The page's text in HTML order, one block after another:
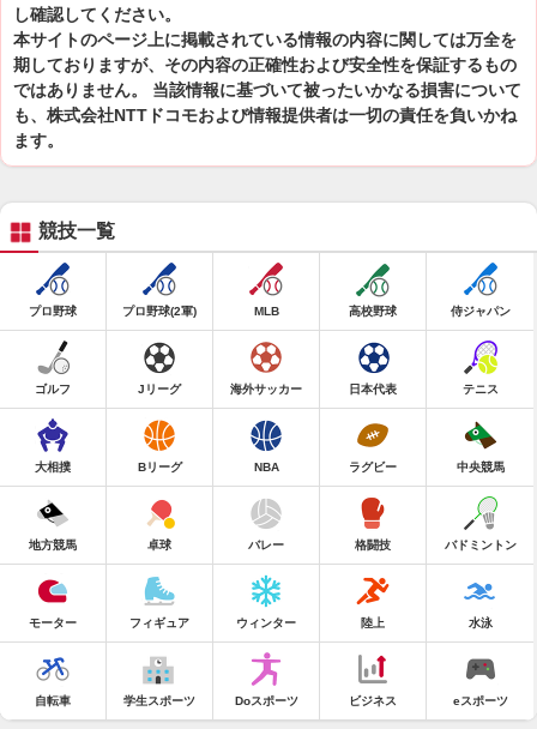
し確認してください。
本サイトのページ上に掲載されている情報の内容に関しては万全を
期しておりますが、その内容の正確性および安全性を保証するもの
ではありません。 当該情報に基づいて被ったいかなる損害について
も、株式会社NTTドコモおよび情報提供者は一切の責任を負いかね
ます。
競技一覧
プロ野球 プロ野球(2軍) MLB 高校野球 侍ジャパン
ゴルフ Jリーグ 海外サッカー 日本代表 テニス
大相撲 Bリーグ NBA ラグビー 中央競馬
地方競馬 卓球 バレー 格闘技 バドミントン
モーター フィギュア ウィンター 陸上 水泳
自転車 学生スポーツ Doスポーツ ビジネス eスポーツ